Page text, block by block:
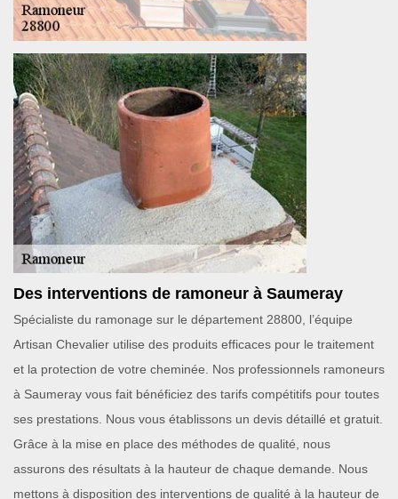
Des interventions de ramoneur à Saumeray
Spécialiste du ramonage sur le département 28800, l’équipe
Artisan Chevalier utilise des produits efficaces pour le traitement
et la protection de votre cheminée. Nos professionnels ramoneurs
à Saumeray vous fait bénéficiez des tarifs compétitifs pour toutes
ses prestations. Nous vous établissons un devis détaillé et gratuit.
Grâce à la mise en place des méthodes de qualité, nous
assurons des résultats à la hauteur de chaque demande. Nous
mettons à disposition des interventions de qualité à la hauteur de